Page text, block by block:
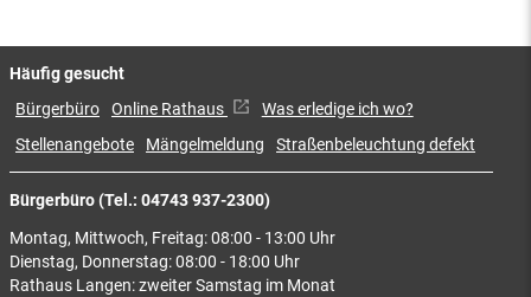
Bürgerbüro (Tel.: 04743 937-2300)
Montag, Mittwoch, Freitag: 08:00 - 13:00 Uhr
Dienstag, Donnerstag: 08:00 - 18:00 Uhr
Rathaus Langen: zweiter Samstag im Monat
Häufig gesucht
Bürgerbüro Online Rathaus
Was erledige ich wo?
Stellenangebote
Mängelmeldung Straßenbeleuchtung defekt